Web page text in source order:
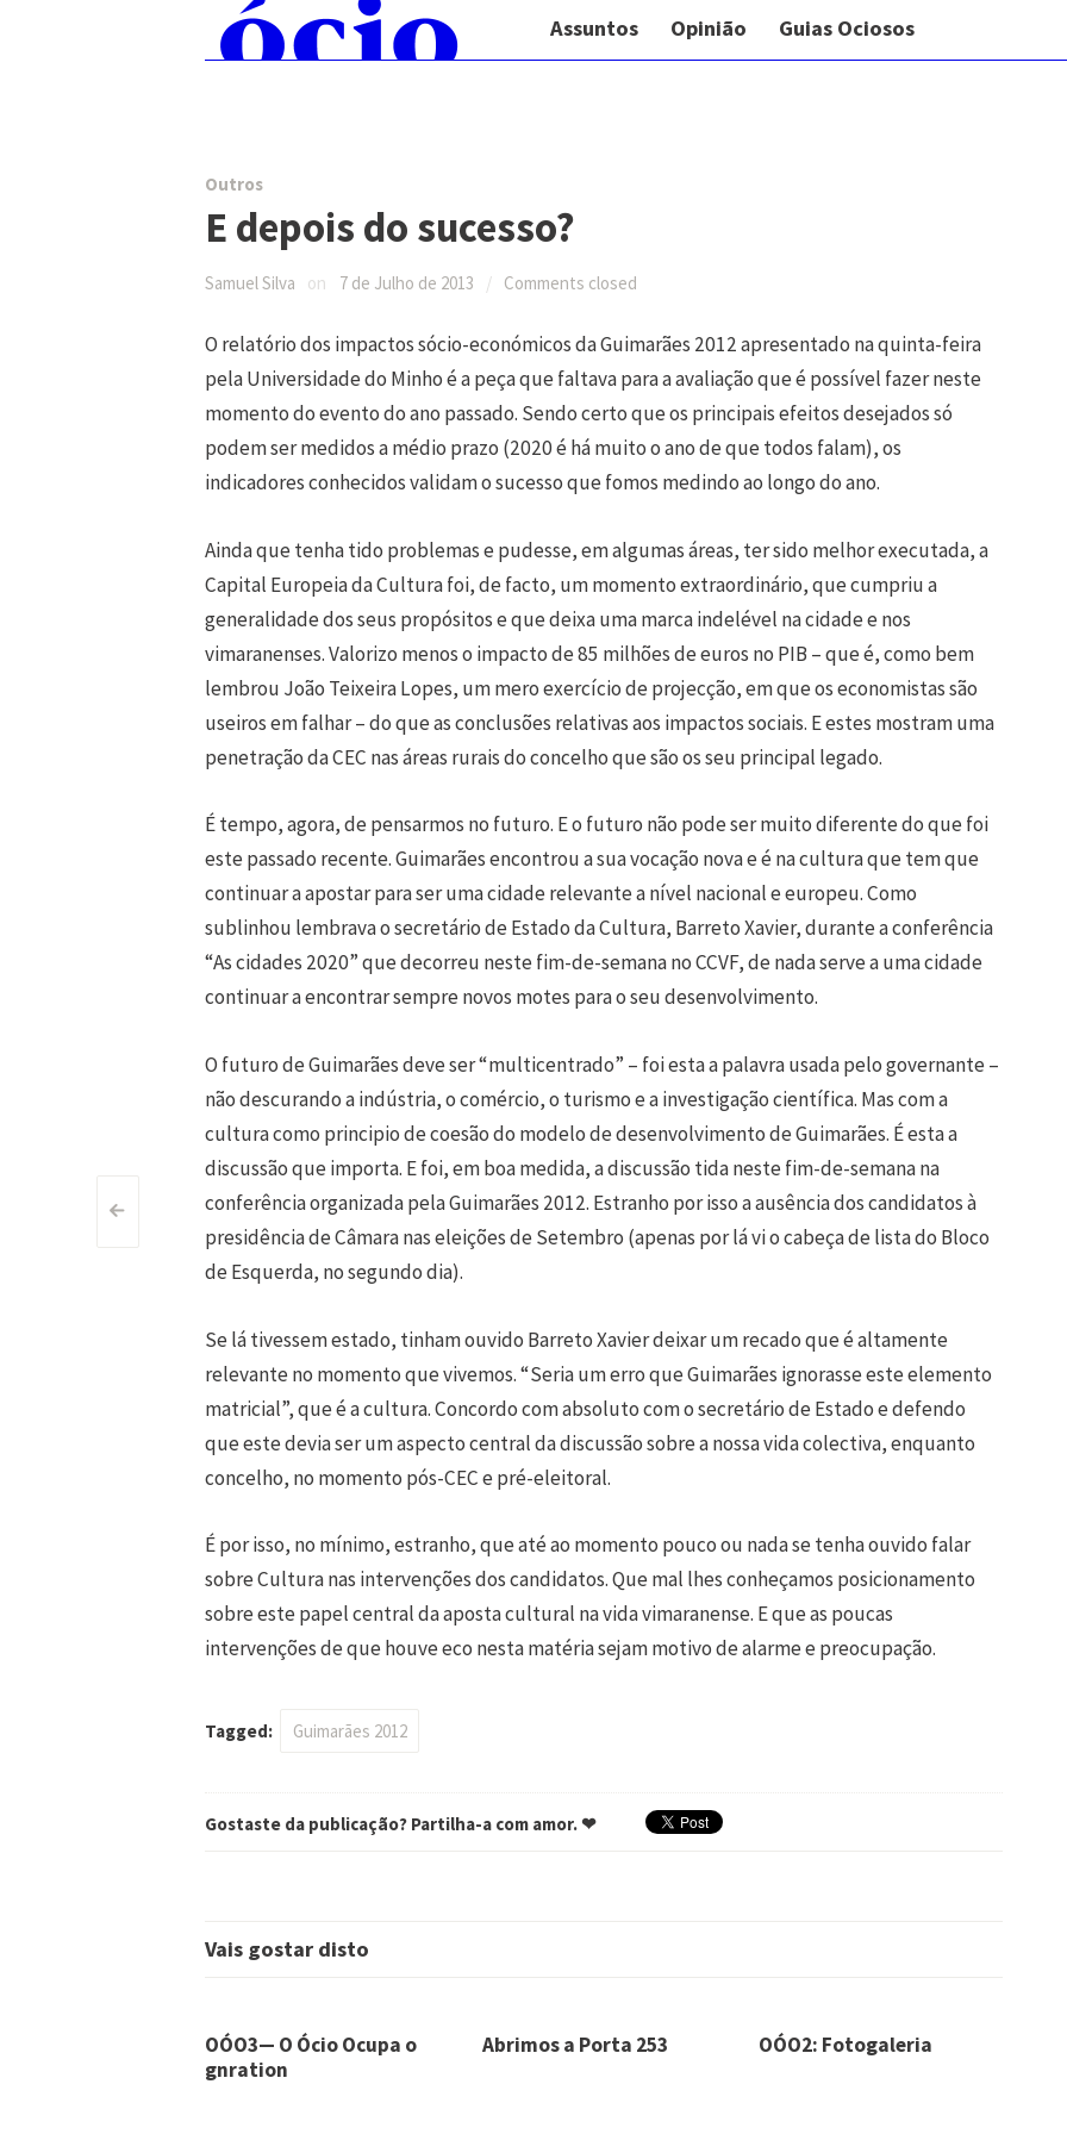
Assuntos Opinião Guias Ociosos
Pesquisar:
Skip
Post
navigation
<
Outros
E depois do sucesso?
Samuel Silva on 7 de Julho de 2013 / Comments closed
O relatório dos impactos sócio-económicos da Guimarães 2012 apresentado na quinta-feira
pela Universidade do Minho é a peça que faltava para a avaliação que é possível fazer neste
momento do evento do ano passado. Sendo certo que os principais efeitos desejados só
podem ser medidos a médio prazo (2020 é há muito o ano de que todos falam), os
indicadores conhecidos validam o sucesso que fomos medindo ao longo do ano.
Ainda que tenha tido problemas e pudesse, em algumas áreas, ter sido melhor executada, a
Capital Europeia da Cultura foi, de facto, um momento extraordinário, que cumpriu a
generalidade dos seus propósitos e que deixa uma marca indelével na cidade e nos
vimaranenses. Valorizo menos o impacto de 85 milhões de euros no PIB – que é, como bem
lembrou João Teixeira Lopes, um mero exercício de projecção, em que os economistas são
useiros em falhar – do que as conclusões relativas aos impactos sociais. E estes mostram uma
penetração da CEC nas áreas rurais do concelho que são os seu principal legado.
É tempo, agora, de pensarmos no futuro. E o futuro não pode ser muito diferente do que foi
este passado recente. Guimarães encontrou a sua vocação nova e é na cultura que tem que
continuar a apostar para ser uma cidade relevante a nível nacional e europeu. Como
sublinhou lembrava o secretário de Estado da Cultura, Barreto Xavier, durante a conferência
“As cidades 2020” que decorreu neste fim-de-semana no CCVF, de nada serve a uma cidade
continuar a encontrar sempre novos motes para o seu desenvolvimento.
O futuro de Guimarães deve ser “multicentrado” – foi esta a palavra usada pelo governante –
não descurando a indústria, o comércio, o turismo e a investigação científica. Mas com a
cultura como principio de coesão do modelo de desenvolvimento de Guimarães. É esta a
discussão que importa. E foi, em boa medida, a discussão tida neste fim-de-semana na
conferência organizada pela Guimarães 2012. Estranho por isso a ausência dos candidatos à
presidência de Câmara nas eleições de Setembro (apenas por lá vi o cabeça de lista do Bloco
de Esquerda, no segundo dia).
Se lá tivessem estado, tinham ouvido Barreto Xavier deixar um recado que é altamente
relevante no momento que vivemos. “Seria um erro que Guimarães ignorasse este elemento
matricial”, que é a cultura. Concordo com absoluto com o secretário de Estado e defendo
que este devia ser um aspecto central da discussão sobre a nossa vida colectiva, enquanto
concelho, no momento pós-CEC e pré-eleitoral.
É por isso, no mínimo, estranho, que até ao momento pouco ou nada se tenha ouvido falar
sobre Cultura nas intervenções dos candidatos. Que mal lhes conheçamos posicionamento
sobre este papel central da aposta cultural na vida vimaranense. E que as poucas
intervenções de que houve eco nesta matéria sejam motivo de alarme e preocupação.
Tagged: Guimarães 2012
Gostaste da publicação? Partilha-a com amor. ❤
Vais gostar disto
OÓO3— O Ócio Ocupa o
gnration
Abrimos a Porta 253 OÓO2: Fotogaleria